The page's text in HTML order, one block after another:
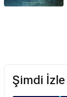
Şimdi İzle